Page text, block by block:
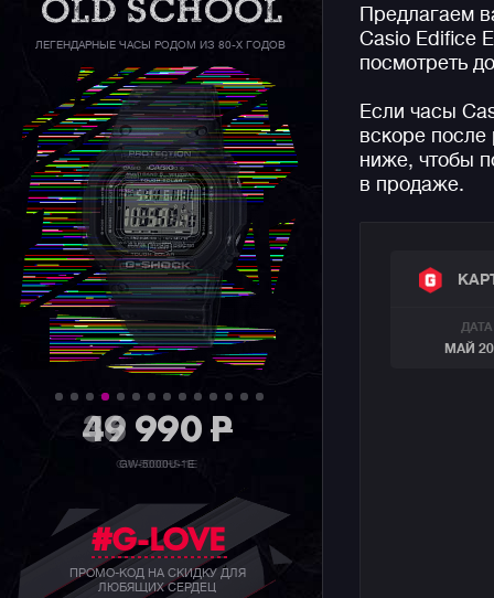
ЛЕГЕНДАРНЫЕ ЧАСЫ РОДОМ ИЗ 80-Х ГОДОВ
36 990P
GW-5000HS-1E
#G-LOVE
ПРОМО-КОД НА СКИДКУ ДЛЯ
ЛЮБЯЩИХ СЕРДЕЦ
Предлагаем
Casio Edifice
посмотреть
Если часы
вскоре
ниже, чтобы
в продаже.
ДАТА
МАЙ